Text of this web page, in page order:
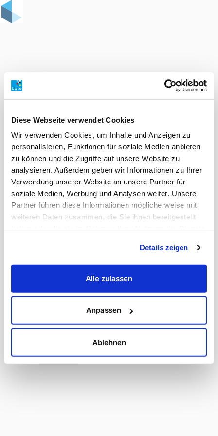
Diese Webseite verwendet Cookies
Wir verwenden Cookies, um Inhalte und Anzeigen zu
personalisieren, Funktionen für soziale Medien anbieten
zu können und die Zugriffe auf unsere Website zu
analysieren. Außerdem geben wir Informationen zu Ihrer
Verwendung unserer Website an unsere Partner für
soziale Medien, Werbung und Analysen weiter. Unsere
Partner führen diese Informationen möglicherweise mit
weiteren Daten zusammen, die Sie ihnen bereitgestellt
Details zeigen
Alle zulassen
Anpassen
Ablehnen